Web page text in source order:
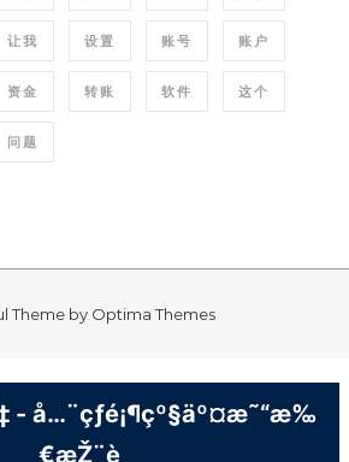
让我 设置 账号 账户
资金 转账 软件 这个
问题
Theme by Optima Themes